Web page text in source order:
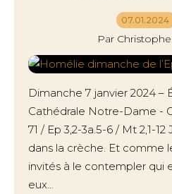
07.01.2024
Par
Dimanche 7 janvier 2024 –
Cathédrale Notre-Dame -
71 / Ep 3,2-3a.5-6 / Mt 2,1-
dans la crèche. Et comme
invités à le contempler qui
eux...